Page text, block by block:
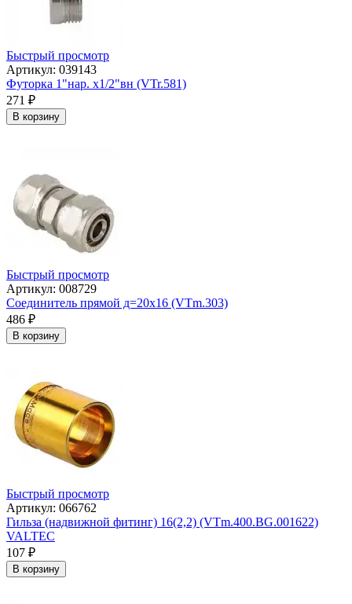
Быстрый просмотр
Артикул: 039143
Футорка 1"нар. х1/2"вн (VTr.581)
271 ₽
В корзину
Быстрый просмотр
Артикул: 008729
Соединитель прямой д=20х16 (VTm.303)
486 ₽
В корзину
Быстрый просмотр
Артикул: 066762
Гильза (надвижной фитинг) 16(2,2) (VTm.400.BG.001622)
VALTEC
107 ₽
В корзину